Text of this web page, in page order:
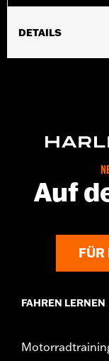
DETAILS
Kapazität: 321
Auf
FAHREN LERNEN